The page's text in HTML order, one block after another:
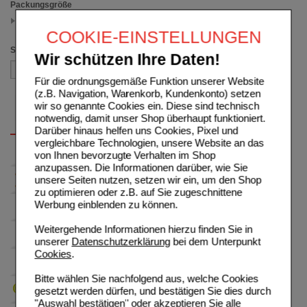
COOKIE-EINSTELLUNGEN
Wir schützen Ihre Daten!
Für die ordnungsgemäße Funktion unserer Website
(z.B. Navigation, Warenkorb, Kundenkonto) setzen
wir so genannte Cookies ein. Diese sind technisch
notwendig, damit unser Shop überhaupt funktioniert.
Darüber hinaus helfen uns Cookies, Pixel und
vergleichbare Technologien, unsere Website an das
von Ihnen bevorzugte Verhalten im Shop
anzupassen. Die Informationen darüber, wie Sie
unsere Seiten nutzen, setzen wir ein, um den Shop
zu optimieren oder z.B. auf Sie zugeschnittene
Werbung einblenden zu können.
Weitergehende Informationen hierzu finden Sie in
unserer Datenschutzerklärungbei dem Unterpunkt
Cookies.
Bitte wählen Sie nachfolgend aus, welche Cookies
gesetzt werden dürfen, und bestätigen Sie dies durch
"Auswahl bestätigen" oder akzeptieren Sie alle
Packungsgröße
Sortieren nach